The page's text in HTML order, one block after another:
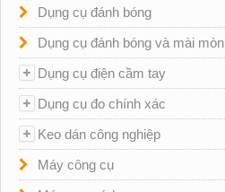
Dụng cụ đánh bóng
Dụng cụ đánh bóng và mài mòn
Dụng cụ điện cầm tay
Dụng cụ đo chính xác
Keo dán công nghiệp
Máy công cụ